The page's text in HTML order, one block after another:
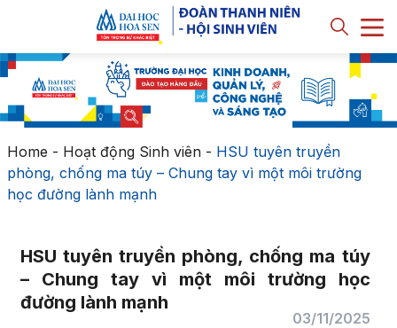
Home - Hoạt động Sinh viên- HSU tuyên truyền
phòng, chống ma túy – Chung tay vì một môi trường
học đường lành mạnh
HSU tuyên truyền phòng, chống ma túy
– Chung tay vì một môi trường học
đường lành mạnh
03/11/2025